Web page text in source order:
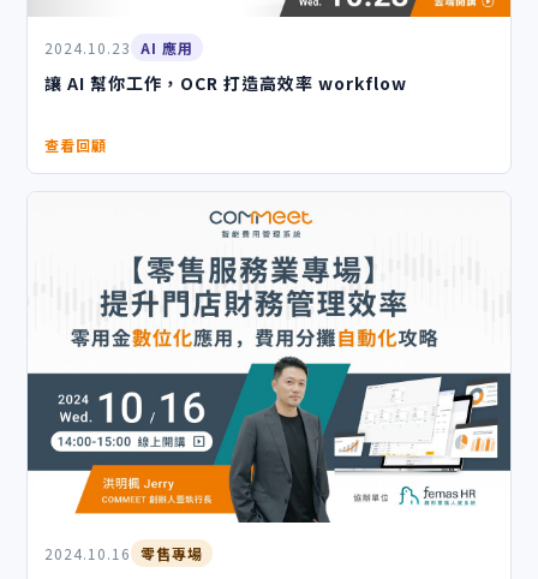
2024.10.23 AI 應用
讓 AI 幫你工作，OCR 打造高效率 workflow
查看回顧
2024.10.16 零售專場